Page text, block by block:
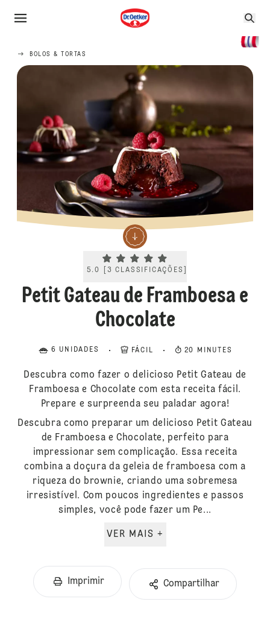
BOLOS & TORTAS
Current rating 5.0. Click to rate.
5.0 3 CLASSIFICAÇÕES
Petit Gateau de Framboesa e
Chocolate
6 UNIDADES FÁCIL 20 MINUTES
Descubra como fazer o delicioso Petit Gateau de
Framboesa e Chocolate com esta receita fácil.
Prepare e surpreenda seu paladar agora!
Descubra como preparar um delicioso Petit Gateau
de Framboesa e Chocolate, perfeito para
impressionar sem complicação. Essa receita
combina a doçura da geleia de framboesa com a
riqueza do brownie, criando uma sobremesa
irresistível. Com poucos ingredientes e passos
simples, você pode fazer um Pe...
VER MAIS +
Imprimir Compartilhar